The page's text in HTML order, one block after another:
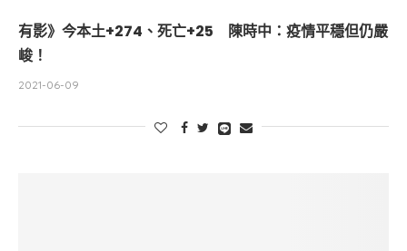
有影》今本土+274、死亡+25 陳時中：疫情平穩但仍嚴
峻！
2021-06-09